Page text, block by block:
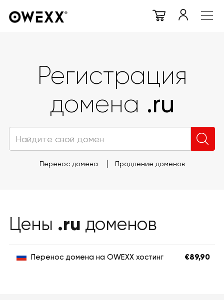
Регистрация
домена .ru
Перенос домена Продление доменов
Цены .ru доменов
Перенос домена на OWEXX хостинг €89,90